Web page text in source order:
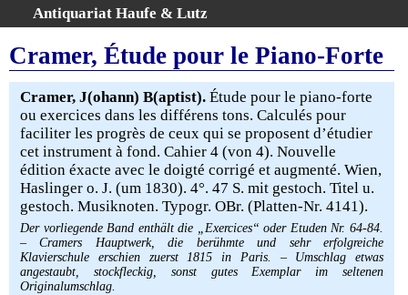
Antiquariat Haufe & Lutz
Volltextsuche
Home
Gesamtbestand
Erweiterte Suche
Kategorien
Schlagwörter
Warenkorb
AGB
Widerruf
Über uns
Aktuelle Kataloge
Cramer, Étude pour le Piano-Forte
Cramer, J(ohann) B(aptist). Étude pour le piano-forte
ou exercices dans les différens tons. Calculés pour
faciliter les progrès de ceux qui se proposent d’étudier
cet instrument à fond. Cahier 4 (von 4). Nouvelle
édition éxacte avec le doigté corrigé et augmenté. Wien,
Haslinger o. J. (um 1830). 4°. 47 S. mit gestoch. Titel u.
gestoch. Musiknoten. Typogr. OBr. (Platten-Nr. 4141).
Der vorliegende Band enthält die „Exercices“ oder Etuden Nr. 64-84.
– Cramers Hauptwerk, die berühmte und sehr erfolgreiche
Klavierschule erschien zuerst 1815 in Paris. – Umschlag etwas
angestaubt, stockfleckig, sonst gutes Exemplar im seltenen
Originalumschlag.